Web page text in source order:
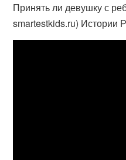
Принять ли девушку с
smartestkids.ru) Истории